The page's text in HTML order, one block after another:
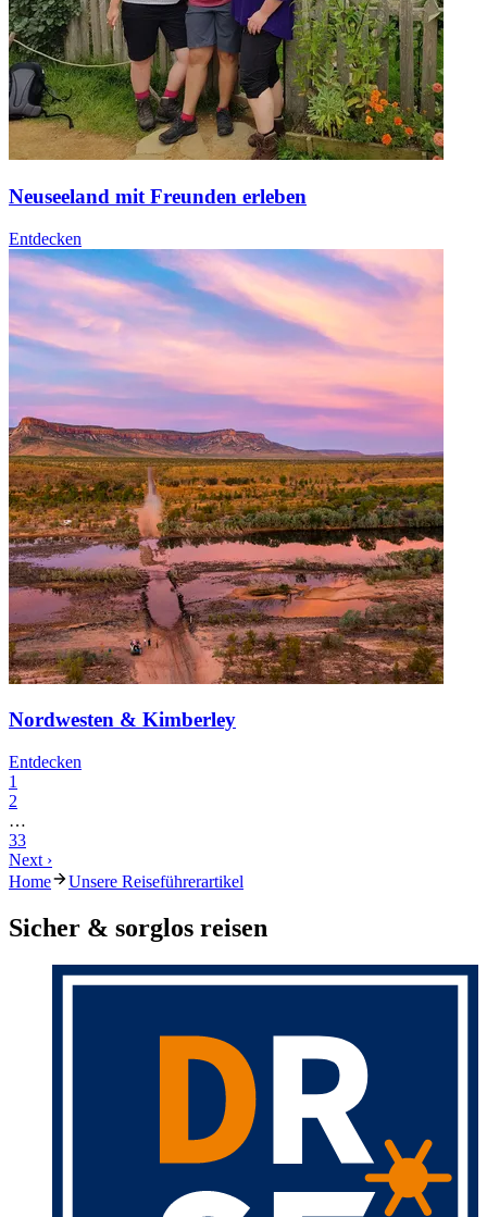
Neuseeland mit Freunden erleben
Entdecken
Nordwesten & Kimberley
Entdecken
1
2
…
33
Next ›
Home
Unsere Reiseführerartikel
Sicher & sorglos reisen